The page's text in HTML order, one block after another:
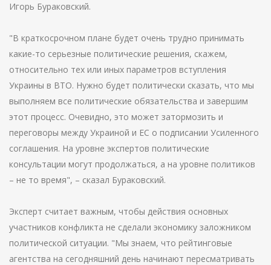
Игорь Бураковский.
"В краткосрочном плане будет очень трудно принимать
какие-то серьезные политические решения, скажем,
относительно тех или иных параметров вступления
Украины в ВТО. Нужно будет политически сказать, что мы
выполняем все политические обязательства и завершим
этот процесс. Очевидно, это может затормозить и
переговоры между Украиной и ЕС о подписании Усиленного
соглашения. На уровне экспертов политические
консультации могут продолжаться, а на уровне политиков
– не то время", – сказал Бураковский.
Эксперт считает важным, чтобы действия основных
участников конфликта не сделали экономику заложником
политической ситуации. "Мы знаем, что рейтинговые
агентства на сегодняшний день начинают пересматривать